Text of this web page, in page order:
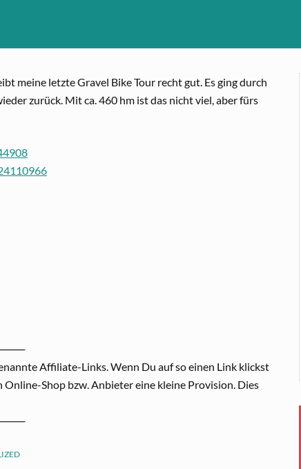
meine letzte Gravel Bike Tour recht gut. Es ging durch
zurück. Mit ca. 460 hm ist das nicht viel, aber fürs
Affiliate-Links. Wenn Du auf so einen Link klickst
Shop bzw. Anbieter eine kleine Provision. Dies